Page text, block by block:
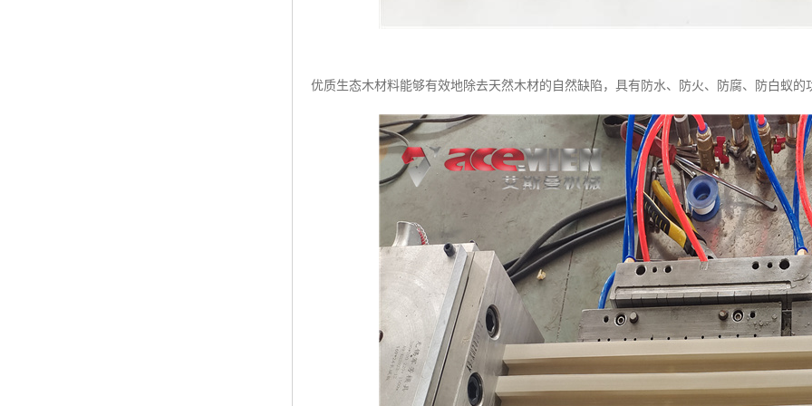
优质生态木材料能够有效地除去天然木材的自然缺陷，具有防水、防火、防腐、防白蚁的